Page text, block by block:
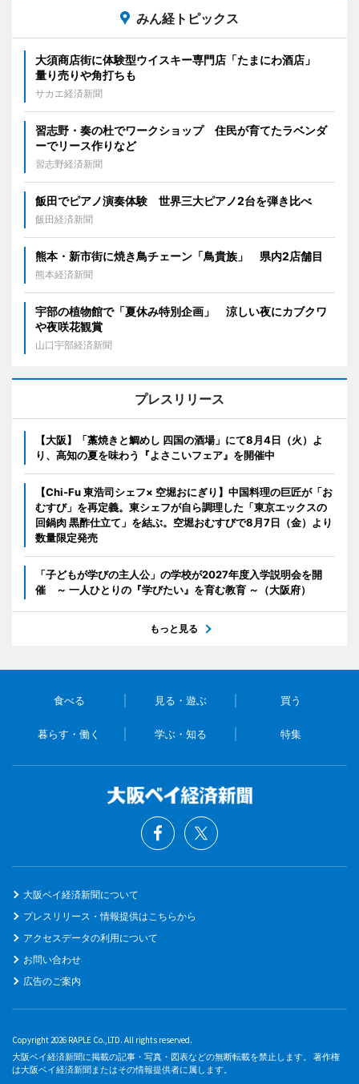
みん経トピックス
大須商店街に体験型ウイスキー専門店「たまにわ酒店」
量り売りや角打ちも
サカエ経済新聞
習志野・奏の杜でワークショップ 住民が育てたラベンダ
ーでリース作りなど
習志野経済新聞
飯田でピアノ演奏体験 世界三大ピアノ2台を弾き比べ
飯田経済新聞
熊本・新市街に焼き鳥チェーン「鳥貴族」 県内2店舗目
熊本経済新聞
宇部の植物館で「夏休み特別企画」 涼しい夜にカブクワ
や夜咲花観賞
山口宇部経済新聞
プレスリリース
【大阪】「藁焼きと鯛めし 四国の酒場」にて8月4日（火）よ
り、高知の夏を味わう『よさこいフェア』を開催中
【Chi-Fu 東浩司シェフ× 空堀おにぎり】中国料理の巨匠が「お
むすび」を再定義。東シェフが自ら調理した「東京エックスの
回鍋肉 黒酢仕立て」を結ぶ。空堀おむすびで8月7日（金）より
数量限定発売
「子どもが学びの主人公」の学校が2027年度入学説明会を開
催 ～ 一人ひとりの『学びたい』を育む教育 ～（大阪府）
もっと見る
食べる 見る・遊ぶ 買う
暮らす・働く 学ぶ・知る 特集
大阪ベイ経済新聞について
プレスリリース・情報提供はこちらから
アクセスデータの利用について
お問い合わせ
広告のご案内
Copyright 2026 RAPLE Co.,LTD. All rights reserved.
大阪ベイ経済新聞に掲載の記事・写真・図表などの無断転載を禁止します。 著作権
は大阪ベイ経済新聞またはその情報提供者に属します。